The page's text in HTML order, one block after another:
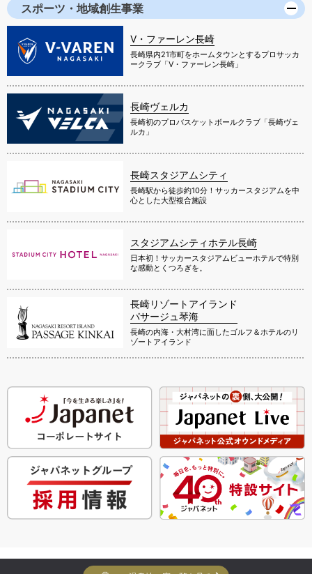
スポーツ・地域創生事業
V・ファーレン長崎
長崎県内21市町をホームタウンとするプロサッカ
ークラブ「V・ファーレン長崎」
長崎ヴェルカ
長崎初のプロバスケットボールクラブ「長崎ヴェ
ルカ」
長崎スタジアムシティ
長崎駅から徒歩約10分！サッカースタジアムを中
心とした大型複合施設
スタジアムシティホテル長崎
日本初！サッカースタジアムビューホテルで特別
な感動とくつろぎを。
長崎リゾートアイランド
パサージュ琴海
長崎の内海・大村湾に面したゴルフ＆ホテルのリ
ゾートアイランド